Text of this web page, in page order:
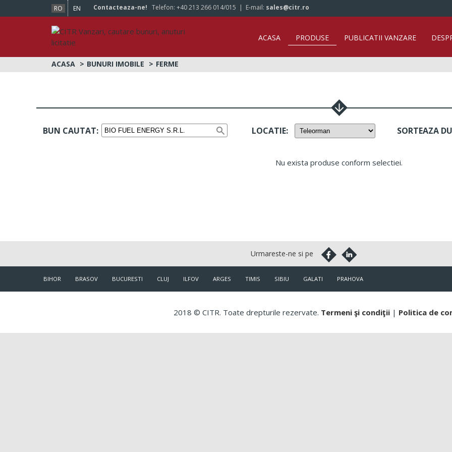
RO EN Contacteaza-ne! Telefon: +40 213 266 014/015 | E-mail: sales@citr.ro
ACASA PRODUSE PUBLICATII VANZARE
ACASA BUNURI IMOBILE FERME
BUN CAUTAT: LOCATIE: SORTEAZA
Nu exista produse conform selectiei.
BIHOR BRASOV BUCURESTI CLUJ ILFOV ARGES TIMIS SIBIU GALATI PRAHOVA
2018 © CITR. Toate drepturile rezervate. Termeni şi condiţii | Politica de